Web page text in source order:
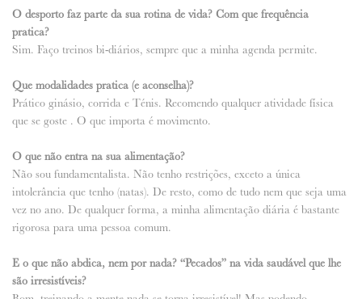
O desporto faz parte da sua rotina de vida? Com que frequência
pratica?
Sim. Faço treinos bi-diários, sempre que a minha agenda permite.
Que modalidades pratica (e aconselha)?
Prático ginásio, corrida e Ténis. Recomendo qualquer atividade física
que se goste . O que importa é movimento.
O que não entra na sua alimentação?
Não sou fundamentalista. Não tenho restrições, exceto a única
intolerância que tenho (natas). De resto, como de tudo nem que seja uma
vez no ano. De qualquer forma, a minha alimentação diária é bastante
rigorosa para uma pessoa comum.
E o que não abdica, nem por nada? “Pecados” na vida saudável que lhe
são irresistíveis?